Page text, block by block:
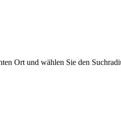
Ort und wählen Sie den